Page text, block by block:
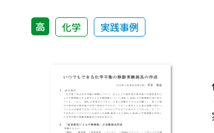
高 化学 実践事例